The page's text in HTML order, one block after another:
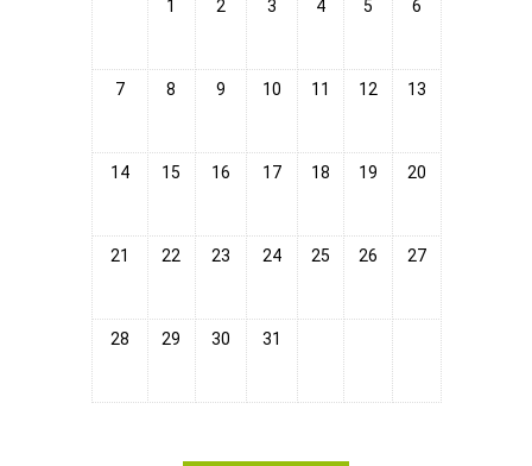
1 2 3 4 5 6
7 8 9 10 11 12 13
14 15 16 17 18 19 20
21 22 23 24 25 26 27
28 29 30 31